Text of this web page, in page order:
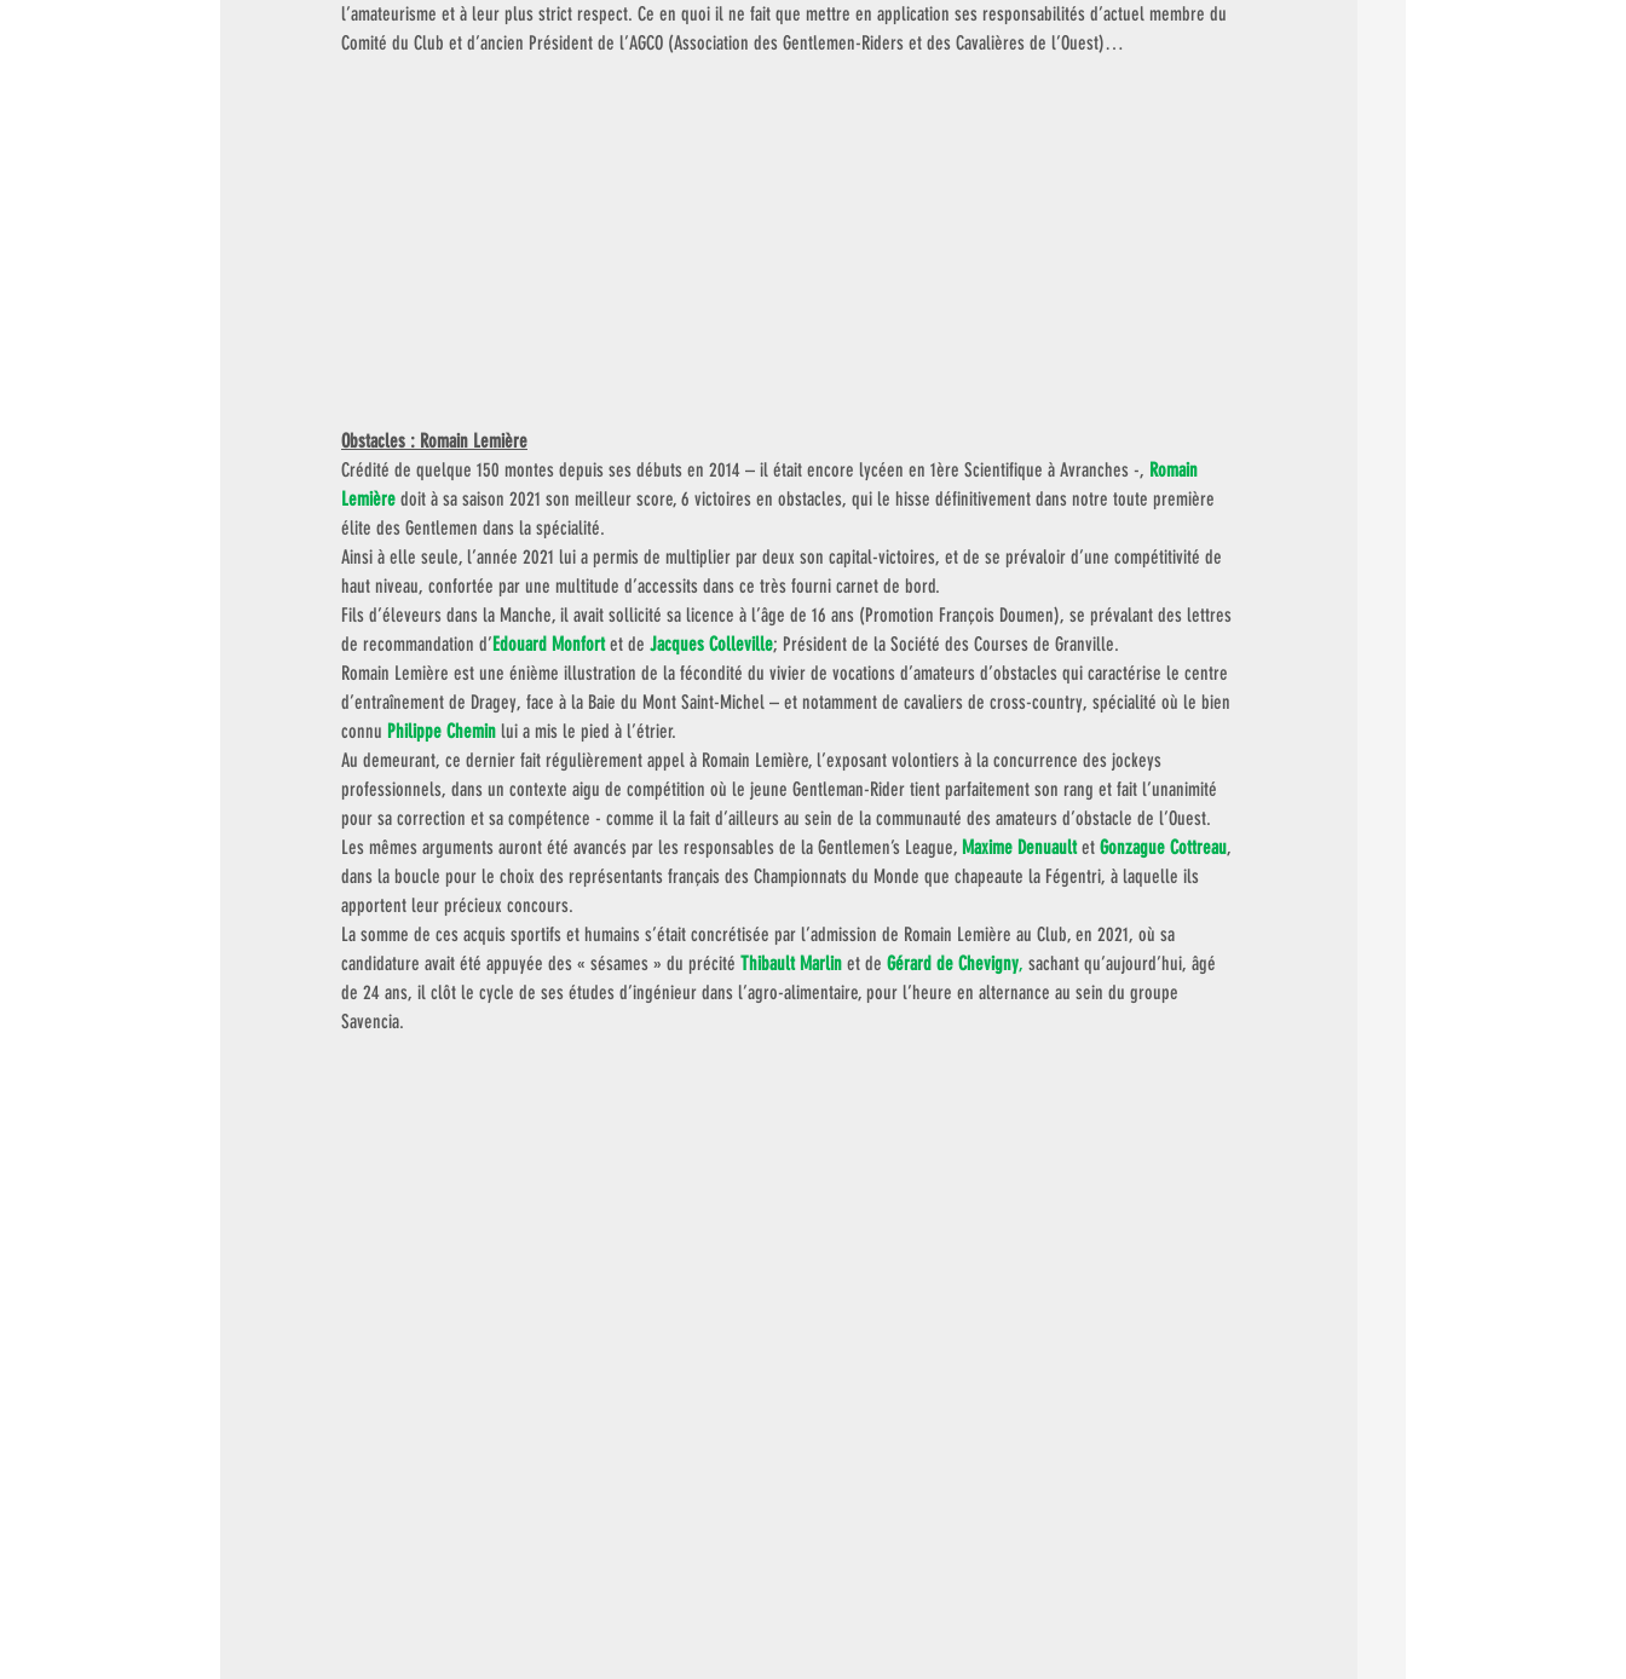
l’amateurisme et à leur plus strict respect. Ce en quoi il ne fait que mettre en application ses responsabilités d’actuel membre du
Comité du Club et d’ancien Président de l’AGCO (Association des Gentlemen-Riders et des Cavalières de l’Ouest)…
Obstacles : Romain Lemière
Crédité de quelque 150 montes depuis ses débuts en 2014 – il était encore lycéen en 1ère Scientifique à Avranches -, Romain
Lemière doit à sa saison 2021 son meilleur score, 6 victoires en obstacles, qui le hisse définitivement dans notre toute première
élite des Gentlemen dans la spécialité.
Ainsi à elle seule, l’année 2021 lui a permis de multiplier par deux son capital-victoires, et de se prévaloir d’une compétitivité de
haut niveau, confortée par une multitude d’accessits dans ce très fourni carnet de bord.
Fils d’éleveurs dans la Manche, il avait sollicité sa licence à l’âge de 16 ans (Promotion François Doumen), se prévalant des lettres
de recommandation d’ Edouard Monfort et de Jacques Colleville; Président de la Société des Courses de Granville.
Romain Lemière est une énième illustration de la fécondité du vivier de vocations d’amateurs d’obstacles qui caractérise le centre
d’entraînement de Dragey, face à la Baie du Mont Saint-Michel – et notamment de cavaliers de cross-country, spécialité où le bien
connu Philippe Chemin lui a mis le pied à l’étrier.
Au demeurant, ce dernier fait régulièrement appel à Romain Lemière, l’exposant volontiers à la concurrence des jockeys
professionnels, dans un contexte aigu de compétition où le jeune Gentleman-Rider tient parfaitement son rang et fait l’unanimité
pour sa correction et sa compétence - comme il la fait d’ailleurs au sein de la communauté des amateurs d’obstacle de l’Ouest.
Les mêmes arguments auront été avancés par les responsables de la Gentlemen’s League, Maxime Denuault et Gonzague Cottreau,
dans la boucle pour le choix des représentants français des Championnats du Monde que chapeaute la Fégentri, à laquelle ils
apportent leur précieux concours.
La somme de ces acquis sportifs et humains s’était concrétisée par l’admission de Romain Lemière au Club, en 2021, où sa
candidature avait été appuyée des « sésames » du précité Thibault Marlin et de Gérard de Chevigny, sachant qu’aujourd’hui, âgé
de 24 ans, il clôt le cycle de ses études d’ingénieur dans l’agro-alimentaire, pour l’heure en alternance au sein du groupe
Savencia.